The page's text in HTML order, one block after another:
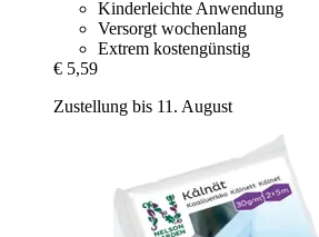
Kinderleichte Anwendung
Versorgt wochenlang
Extrem kostengünstig
€ 5,59
Zustellung bis 11. August